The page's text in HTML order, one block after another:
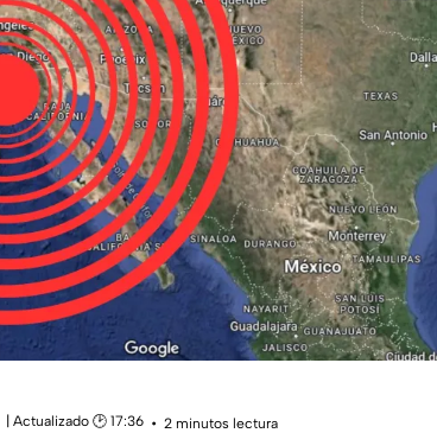
| Actualizado 🕑 17:36
2 minutos lectura